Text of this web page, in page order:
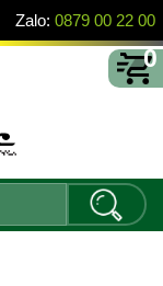
Zalo: 0879 00 22 00
0